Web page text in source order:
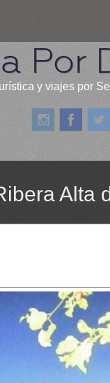
Por
y viajes por
Alta